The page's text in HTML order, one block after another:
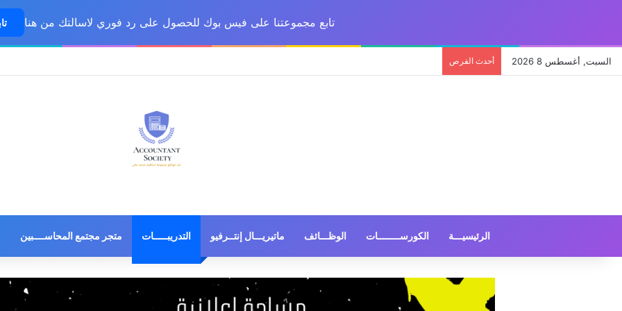
تابع مجموعتنا على فيس بوك للحصول على رد فوري لاسالتك من هنا
السبت, أغسطس 8 2026 أحدث الفرص
الرئيسيـــة الكورســــــــات الوظـــائف ماتيريـــال إنتــرفيو التدريبـــــات متجر مجتمع المحاســــبين